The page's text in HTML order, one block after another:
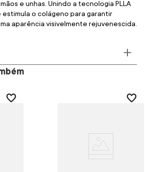
e unhas. Unindo a tecnologia PLLA
estimula o colágeno para garantir
aparência visivelmente rejuvenescida.